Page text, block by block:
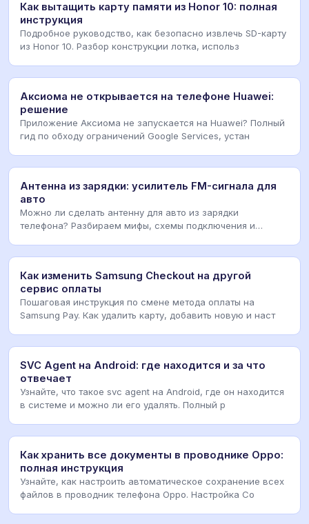
Как вытащить карту памяти из Honor 10: полная
инструкция
Подробное руководство, как безопасно извлечь SD-карту
из Honor 10. Разбор конструкции лотка, использ
Аксиома не открывается на телефоне Huawei:
решение
Приложение Аксиома не запускается на Huawei? Полный
гид по обходу ограничений Google Services, устан
Антенна из зарядки: усилитель FM-сигнала для
авто
Можно ли сделать антенну для авто из зарядки
телефона? Разбираем мифы, схемы подключения и
Как изменить Samsung Checkout на другой
сервис оплаты
Пошаговая инструкция по смене метода оплаты на
Samsung Pay. Как удалить карту, добавить новую и наст
SVC Agent на Android: где находится и за что
отвечает
Узнайте, что такое svc agent на Android, где он находится
в системе и можно ли его удалять. Полный р
Как хранить все документы в проводнике Oppo:
полная инструкция
Узнайте, как настроить автоматическое сохранение всех
файлов в проводник телефона Oppo. Настройка Co